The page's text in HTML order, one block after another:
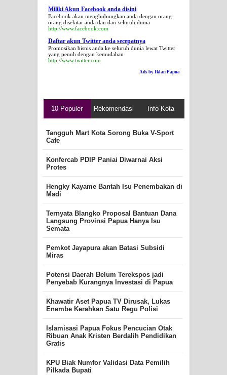
Miliki Akun Facebook anda disini
Facebook akan menghubungkan anda dengan orang-
orang disekitar anda dan dari seluruh dunia
http://www.facebook.com
Daftar akun Twitter anda secepatnya
Promosikan bisnis anda ke seluruh dunia lewat Twitter
yang penuh dengan kemudahan
http://www.twitter.com
Ads by Iklan Papua
10 Populer Rekomendasi Info Kota
Tangguh Mart Kota Sorong Buka V-Sport
Cafe
Konfercab PDIP Paniai Diwarnai Aksi
Protes
Hengky Kayame Bantah Isu Penembakan di
Madi
Ternyata Blangko Proposal Bantuan Dana
Langsung Provinsi Papua Hanya Isu
Semata
Pemkot Jayapura akan Batasi Subsidi
Miras
Potensi Daerah Belum Terekspos jadi
Penyebab Kurangnya Investasi di Papua
Khawatir Aset Papua TV Dirusak, Lukas
Enembe Kerahkan Satu Regu Polisi
Islamisasi Papua Fokus Pencucian Otak
Ribuan Anak Kristen Berdalih Pendidikan
Gratis
KPU Biak Numfor Validasi Data Pemilih
Pilkada Bupati